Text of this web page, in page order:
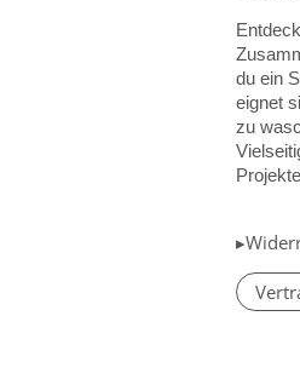
du ein
eignet
zu